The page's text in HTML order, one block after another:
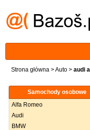
Strona główna >Auto > audi
Samochody osobowe
Alfa Romeo
Audi
BMW